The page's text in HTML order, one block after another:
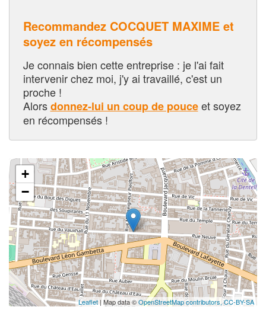
Recommandez COCQUET MAXIME et
soyez en récompensés
Je connais bien cette entreprise : je l'ai fait
intervenir chez moi, j'y ai travaillé, c'est un
proche !
Alorsdonnez-lui un coup de pouceet soyez
en récompensés !
+
−
Leaflet | Map data ©OpenStreetMap contributors,CC-BY-SA